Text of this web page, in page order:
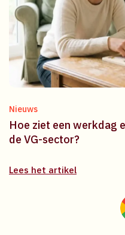
Nieuws
Hoe ziet een werkdag
de VG-sector?
Lees het artikel